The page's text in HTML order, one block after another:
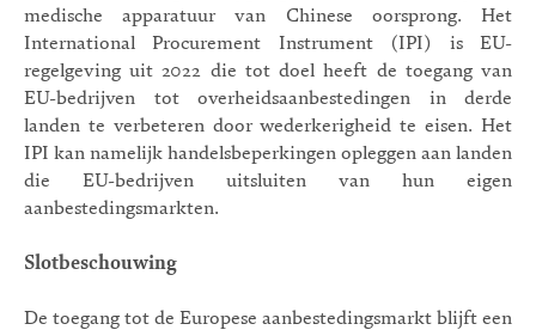
medische apparatuur van Chinese oorsprong. Het
International Procurement Instrument (IPI) is EU-
regelgeving uit 2022 die tot doel heeft de toegang van
EU-bedrijven tot overheidsaanbestedingen in derde
landen te verbeteren door wederkerigheid te eisen. Het
IPI kan namelijk handelsbeperkingen opleggen aan landen
die EU-bedrijven uitsluiten van hun eigen
aanbestedingsmarkten.
Slotbeschouwing
De toegang tot de Europese aanbestedingsmarkt blijft een